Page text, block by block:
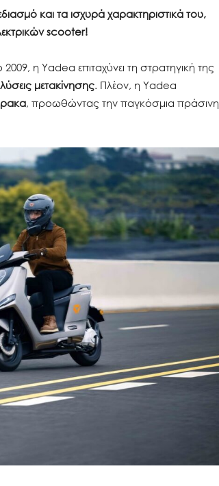
και τα ισχυρά χαρακτηριστικά του,
scooter!
η Yadea επιταχύνει τη στρατηγική της
μετακίνησης. Πλέον, η Yadea
, προωθώντας την παγκόσμια πράσινη